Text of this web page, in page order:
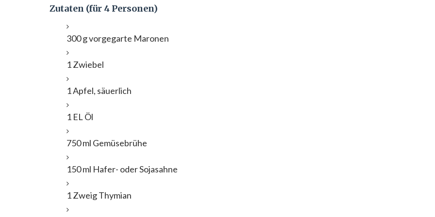
Zutaten (für 4 Personen)
300 g vorgegarte Maronen
1 Zwiebel
1 Apfel, säuerlich
1 EL Öl
750 ml Gemüsebrühe
150 ml Hafer- oder Sojasahne
1 Zweig Thymian